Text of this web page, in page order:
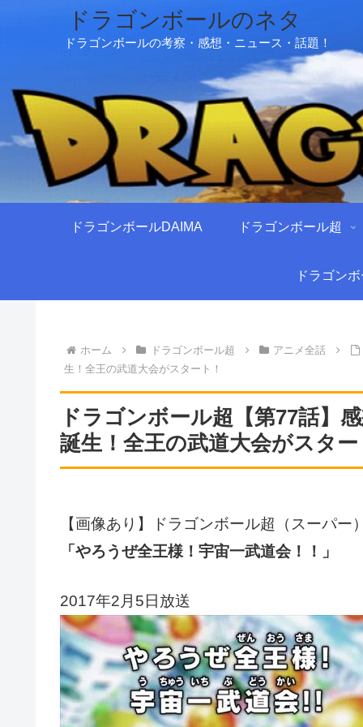
ドラゴンボールのネタ
ドラゴンボールの考察・感想・ニュース・話題！
ドラゴンボールDAIMA ドラゴンボール超
ドラゴン
ホーム ドラゴンボール超
アニメ全話
生！全王の武道大会がスタート！
ドラゴンボール超【第77話】
誕生！全王の武道大会がスタ
【画像あり】ドラゴンボール超（スーパ
「やろうぜ全王様！宇宙一武道会！！」
2017年2月5日放送